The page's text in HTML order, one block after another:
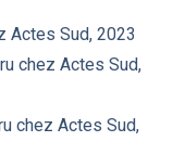
Actes Sud, 2023
chez Actes Sud,
chez Actes Sud,